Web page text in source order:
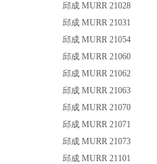
邱成 MURR 21028
邱成 MURR 21031
邱成 MURR 21054
邱成 MURR 21060
邱成 MURR 21062
邱成 MURR 21063
邱成 MURR 21070
邱成 MURR 21071
邱成 MURR 21073
邱成 MURR 21101